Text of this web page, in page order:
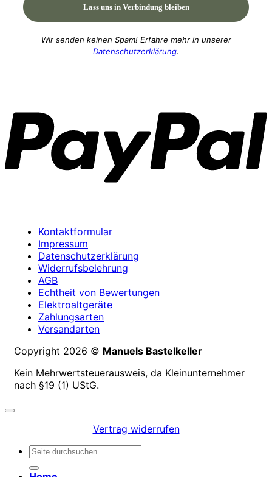
Wir senden keinen Spam! Erfahre mehr in unserer
Datenschutzerklärung.
Kontaktformular
Impressum
Datenschutzerklärung
Widerrufsbelehrung
AGB
Echtheit von Bewertungen
Elektroaltgeräte
Zahlungsarten
Versandarten
Copyright 2026 © Manuels Bastelkeller
Kein Mehrwertsteuerausweis, da Kleinunternehmer
nach §19 (1) UStG.
Vertrag widerrufen
Suchen